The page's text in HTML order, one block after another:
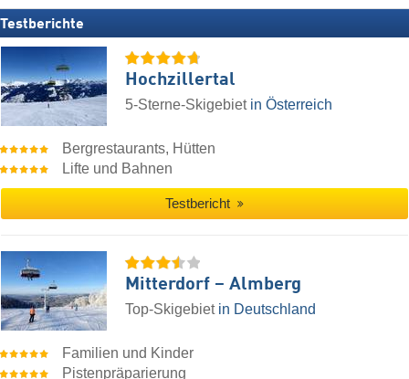
Testberichte
Hochzillertal
5-Sterne-Skigebiet in Österreich
Bergrestaurants, Hütten
Lifte und Bahnen
Testbericht
Mitterdorf – Almberg
Top-Skigebiet in Deutschland
Familien und Kinder
Pistenpräparierung